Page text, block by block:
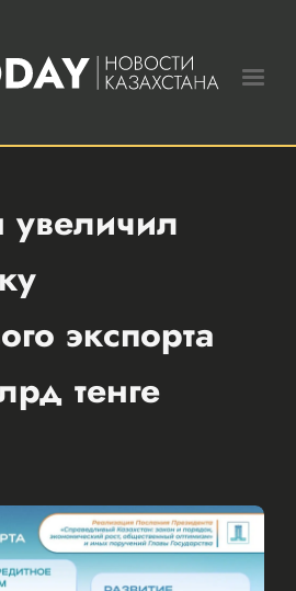
увеличил
экспорта
тенге